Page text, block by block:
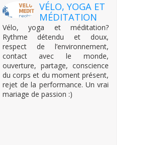
VÉLO, YOGA ET
MÉDITATION
Vélo, yoga et méditation?
Rythme détendu et doux,
respect de l’environnement,
contact avec le monde,
ouverture, partage, conscience
du corps et du moment présent,
rejet de la performance. Un vrai
mariage de passion :)